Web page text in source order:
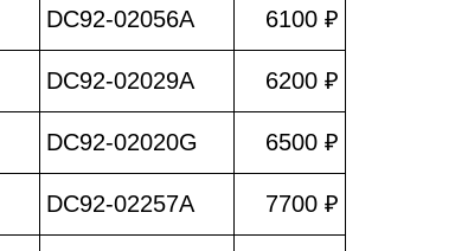
DC92-02056A 6100 ₽
DC92-02029A 6200 ₽
DC92-02020G 6500 ₽
DC92-02257A 7700 ₽